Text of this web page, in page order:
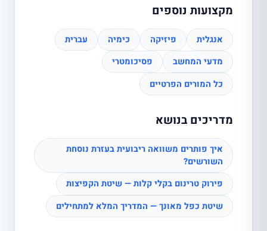
מקצועות נוספים
אנגלית פיזיקה כימיה
עברית
מדעי המחשב
פסיכומטרי
כל המורים הפרטיים
מדריכים בנושא
איך פותרים משוואה ריבועית בעזרת נוסחת
השורשים?
פירוק טרינום בקלי קלות — שיטת הקפיצות
שיטת כפל מאונך — המדריך המלא למתחילים